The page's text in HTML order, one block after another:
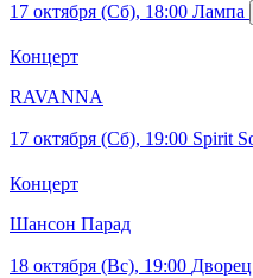
17 октября (Сб), 18:00 Лампа
Концерт
RAVANNA
17 октября (Сб), 19:00 Spirit
Концерт
Шансон Парад
18 октября (Вс), 19:00